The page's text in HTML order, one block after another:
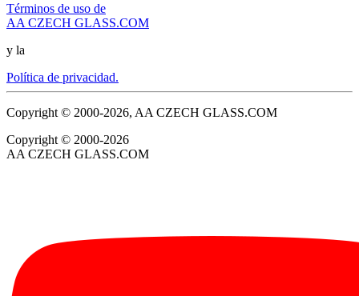
Términos de uso de
AA CZECH GLASS.COM
y la
Política de privacidad.
Copyright © 2000-2026, AA CZECH GLASS.COM
Copyright © 2000-2026
AA CZECH GLASS.COM